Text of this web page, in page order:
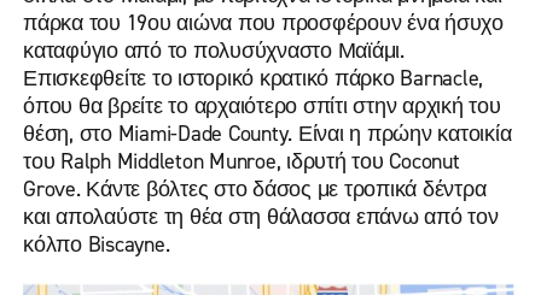
πάρκα του 19ου αιώνα που προσφέρουν ένα ήσυχο
καταφύγιο από το πολυσύχναστο Μαϊάμι.
Επισκεφθείτε το ιστορικό κρατικό πάρκο Barnacle,
όπου θα βρείτε το αρχαιότερο σπίτι στην αρχική του
θέση, στο Miami-Dade County. Είναι η πρώην κατοικία
του Ralph Middleton Munroe, ιδρυτή του Coconut
Grove. Κάντε βόλτες στο δάσος με τροπικά δέντρα
και απολαύστε τη θέα στη θάλασσα επάνω από τον
κόλπο Biscayne.